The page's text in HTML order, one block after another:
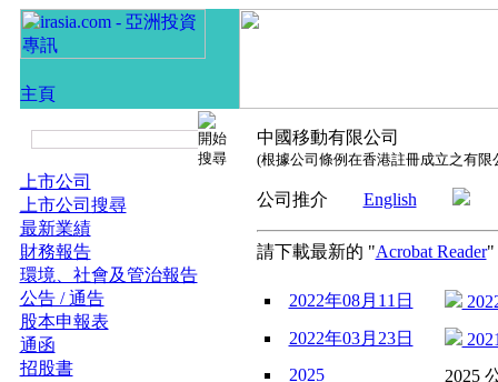
上市公司
上市公司搜尋
最新業績
財務報告
環境、社會及管治報告
公告 / 通告
股本申報表
通函
招股書
中國移動有限公司
(根據公司條例在香港註冊成立之有限
公司推介 English
請下載最新的 "Acrobat Reader"
2022年08月11日
2022年03月23日
2025
2025